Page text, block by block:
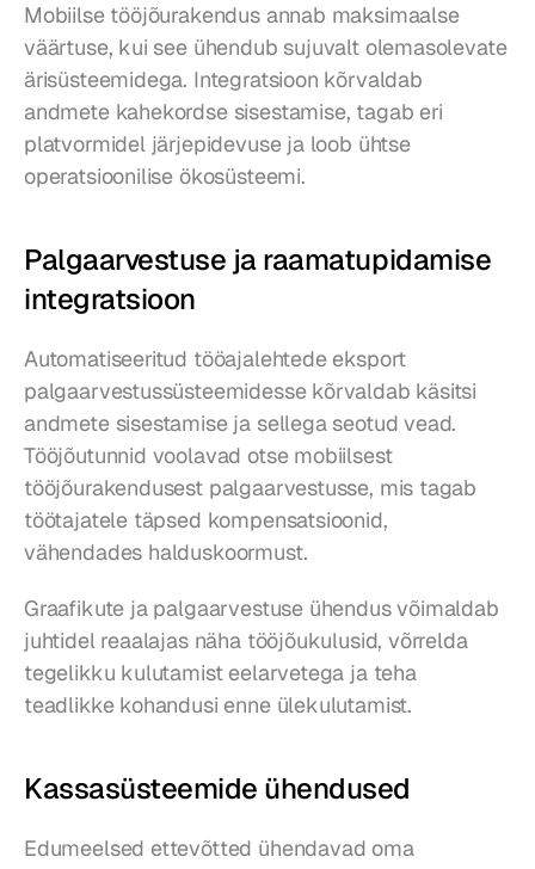
Mobiilse tööjõurakendus annab maksimaalse
väärtuse, kui see ühendub sujuvalt olemasolevate
ärisüsteemidega. Integratsioon kõrvaldab
andmete kahekordse sisestamise, tagab eri
platvormidel järjepidevuse ja loob ühtse
operatsioonilise ökosüsteemi.
Palgaarvestuse ja raamatupidamise
integratsioon
Automatiseeritud tööajalehtede eksport
palgaarvestussüsteemidesse kõrvaldab käsitsi
andmete sisestamise ja sellega seotud vead.
Tööjõutunnid voolavad otse mobiilsest
tööjõurakendusest palgaarvestusse, mis tagab
töötajatele täpsed kompensatsioonid,
vähendades halduskoormust.
Graafikute ja palgaarvestuse ühendus võimaldab
juhtidel reaalajas näha tööjõukulusid, võrrelda
tegelikku kulutamist eelarvetega ja teha
teadlikke kohandusi enne ülekulutamist.
Kassasüsteemide ühendused
Edumeelsed ettevõtted ühendavad oma